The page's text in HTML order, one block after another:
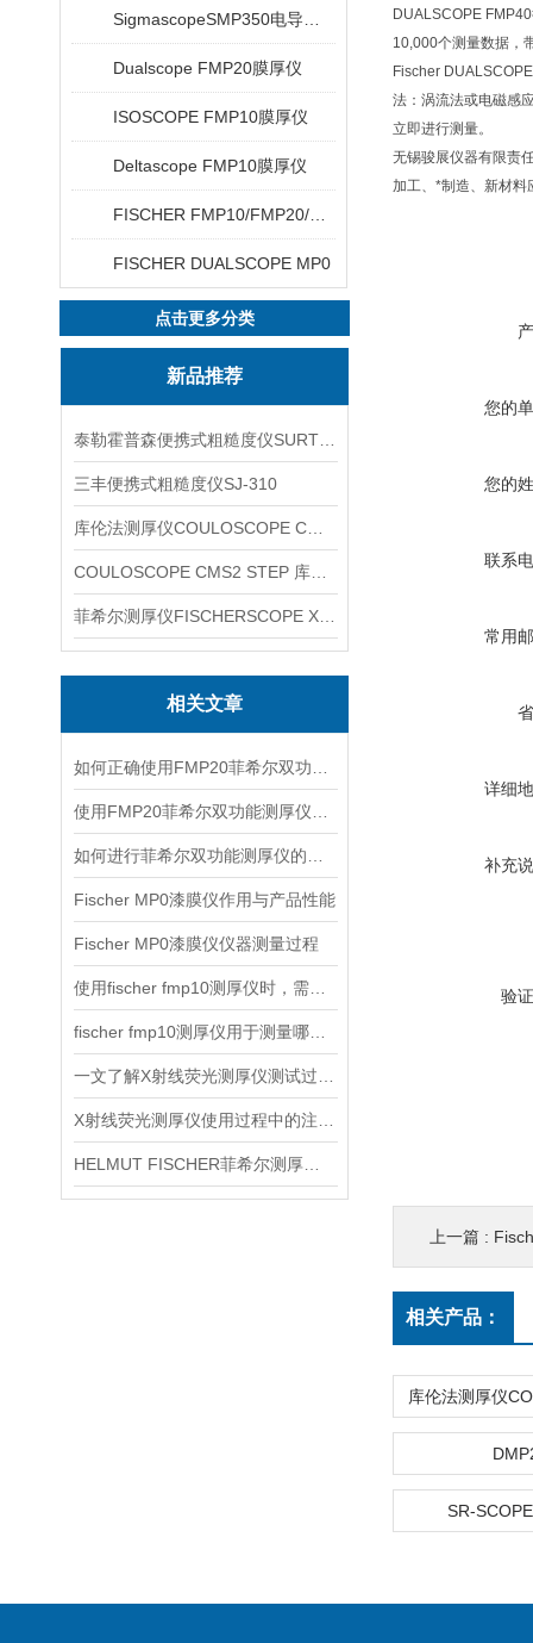
Dualscope FMP20膜厚仪
ISOSCOPE FMP10膜厚仪
Deltascope FMP10膜厚仪
FISCHER DUALSCOPE MP0
点击更多分类
新品推荐
三丰便携式粗糙度仪SJ-310
相关文章
Fischer MP0漆膜仪作用与产品性能
Fischer MP0漆膜仪仪器测量过程
DUALSCOPE FMP40
10,000个测量数据，
Fischer
法：涡流法或电磁感
立即进行测量。
无锡骏展仪器有限责
加工、*制造、新材料
您的
您的
联系
常用
详细
补充
验
上一篇 :
相关产品：
SR-